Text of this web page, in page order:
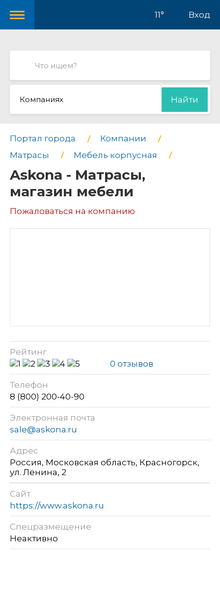
11° Вход
Компаниях Найти
Портал города
Компании
Матрасы
Мебель корпусная
Askona - Матрасы,
магазин мебели
Пожаловаться на компанию
Рейтинг
0 отзывов
Телефон
8 (800) 200-40-90
Электронная почта
sale@askona.ru
Адрес
Россия, Московская область, Красногорск,
ул. Ленина, 2
Сайт
https://www.askona.ru
Спецразмещение
Неактивно